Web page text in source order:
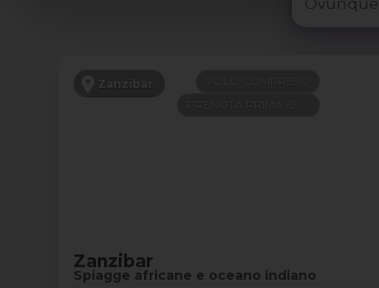
Zanzibar
Zanzibar
Spiagge africane e oceano indiano